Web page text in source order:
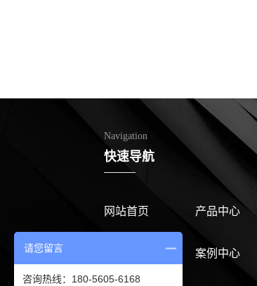
Navigation
快速导航
网站首页 产品中心
案例中心
请您留言
咨询热线：180-5605-6168